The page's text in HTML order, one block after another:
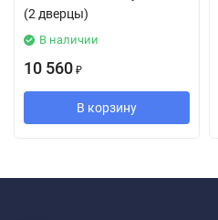
(2 дверцы)
В наличии
10 560 ₽
В корзину